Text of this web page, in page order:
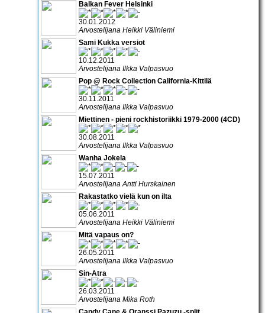
Balkan Fever Helsinki
30.01.2012
Arvostelijana Heikki Väliniemi
Sami Kukka versiot
10.12.2011
Arvostelijana Ilkka Valpasvuo
Pop @ Rock Collection California-Kittilä
30.11.2011
Arvostelijana Ilkka Valpasvuo
Miettinen - pieni rockhistoriikki 1979-2000 (4CD)
30.08.2011
Arvostelijana Ilkka Valpasvuo
Wanha Jokela
15.07.2011
Arvostelijana Antti Hurskainen
Rakastatko vielä kun on ilta
05.06.2011
Arvostelijana Heikki Väliniemi
Mitä vapaus on?
26.05.2011
Arvostelijana Ilkka Valpasvuo
Sin-Atra
26.03.2011
Arvostelijana Mika Roth